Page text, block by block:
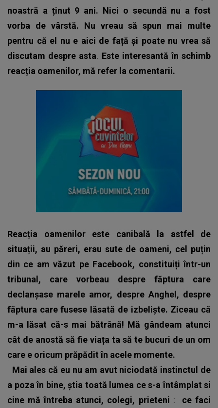
noastră a ținut 9 ani. Nici o secundă nu a fost
vorba de vârstă. Nu vreau să spun mai multe
pentru că el nu e aici de față și poate nu vrea să
discutam despre asta. Este interesantă în schimb
reacția oamenilor, mă refer la comentarii.
Reacția oamenilor este canibală la astfel de
situații, au păreri, erau sute de oameni, cel puțin
din ce am văzut pe Facebook, constituiți într-un
tribunal, care vorbeau despre făptura care
declanșase marele amor, despre Anghel, despre
făptura care fusese lăsată de izbeliște. Ziceau că
m-a lăsat că-s mai bătrână! Mă gândeam atunci
cât de anostă să fie viața ta să te bucuri de un om
care e oricum prăpădit în acele momente.
Mai ales că eu nu am avut niciodată instinctul de
a poza în bine, știa toată lumea ce s-a întâmplat si
cine mă întreba atunci, colegi, prieteni : ce faci